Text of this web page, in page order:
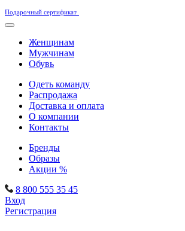
Подарочный сертификат
Женщинам
Мужчинам
Обувь
Одеть команду
Распродажа
Доставка и оплата
О компании
Контакты
Бренды
Образы
Акции %
8 800 555 35 45
Вход
Регистрация